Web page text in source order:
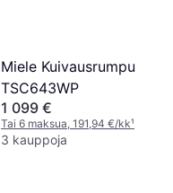
Miele Kuivausrumpu
TSC643WP
1 099 €
Tai 6 maksua, 191,94 €/kk¹
3 kauppoja